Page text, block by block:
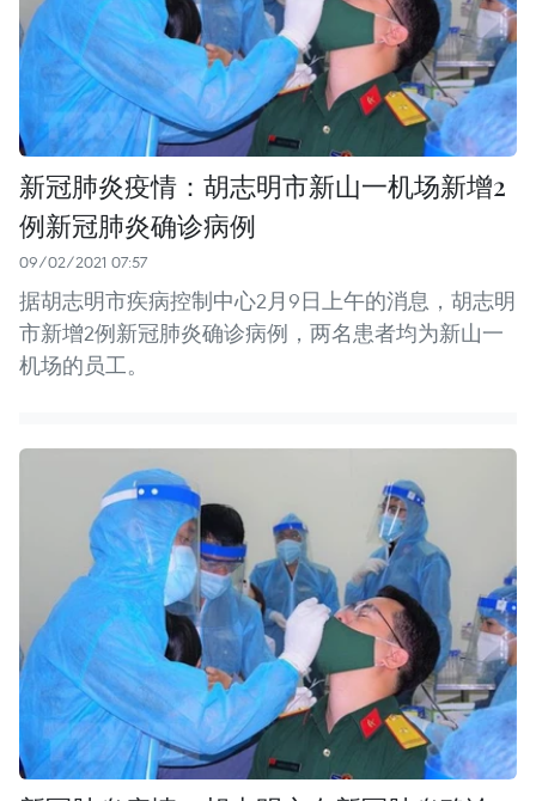
新冠肺炎疫情：胡志明市新山一机场新增2
例新冠肺炎确诊病例
09/02/2021 07:57
据胡志明市疾病控制中心2月9日上午的消息，胡志明
市新增2例新冠肺炎确诊病例，两名患者均为新山一
机场的员工。